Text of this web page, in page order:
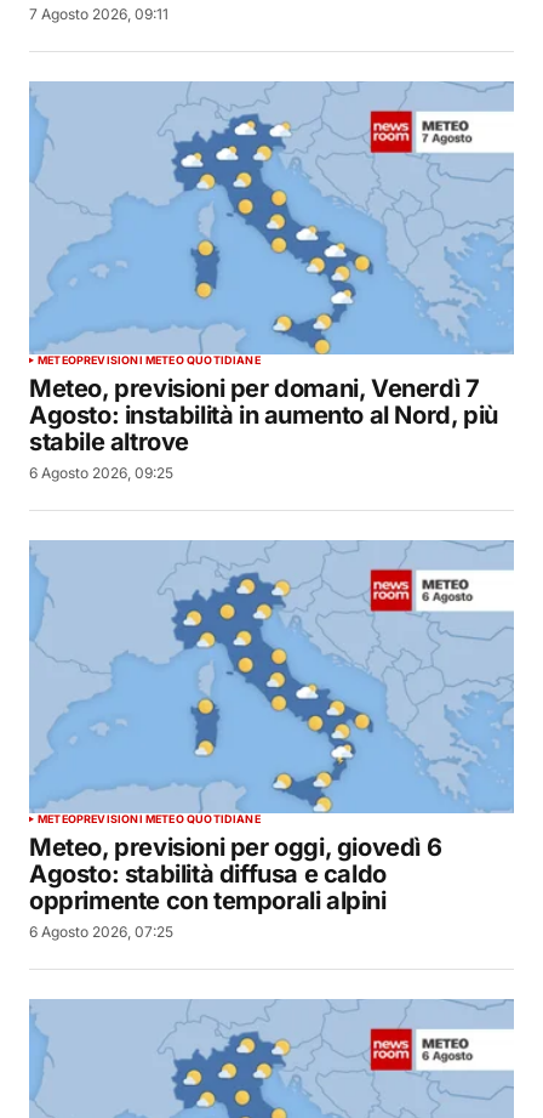
7 Agosto 2026, 09:11
METEOPREVISIONI METEO QUOTIDIANE
Meteo, previsioni per domani, Venerdì 7
Agosto: instabilità in aumento al Nord, più
stabile altrove
6 Agosto 2026, 09:25
METEOPREVISIONI METEO QUOTIDIANE
Meteo, previsioni per oggi, giovedì 6
Agosto: stabilità diffusa e caldo
opprimente con temporali alpini
6 Agosto 2026, 07:25